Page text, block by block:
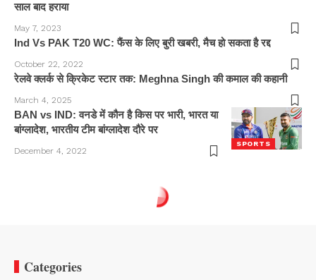
साल बाद हराया
May 7, 2023
Ind Vs PAK T20 WC: फैंस के लिए बुरी खबरी, मैच हो सकता है रद्द
October 22, 2022
रेलवे क्लर्क से क्रिकेट स्टार तक: Meghna Singh की कमाल की कहानी
March 4, 2025
SPORTS
BAN vs IND: वनडे में कौन है किस पर भारी, भारत या
बांग्लादेश, भारतीय टीम बांग्लादेश दौरे पर
December 4, 2022
Categories